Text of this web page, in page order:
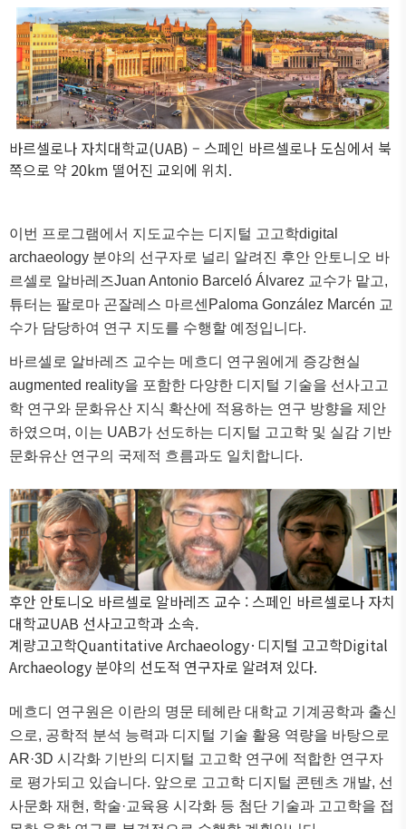
바르셀로나 자치대학교(UAB) – 스페인 바르셀로나 도심에서 북
쪽으로 약 20km 떨어진 교외에 위치.
이번 프로그램에서 지도교수는 디지털 고고학digital
archaeology 분야의 선구자로 널리 알려진 후안 안토니오 바
르셀로 알바레즈Juan Antonio Barceló Álvarez 교수가 맡고,
튜터는 팔로마 곤잘레스 마르센 Paloma González Marcén 교
수가 담당하여 연구 지도를 수행할 예정입니다.
바르셀로 알바레즈 교수는 메흐디 연구원에게 증강현실
augmented reality을 포함한 다양한 디지털 기술을 선사고고
학 연구와 문화유산 지식 확산에 적용하는 연구 방향을 제안
하였으며 , 이는 UAB가 선도하는 디지털 고고학 및 실감 기반
문화유산 연구의 국제적 흐름과도 일치합니다.
후안 안토니오 바르셀로 알바레즈 교수 :스페인 바르셀로나 자치
대학교UAB 선사고고학과 소속.
계량고고학Quantitative Archaeology· 디지털 고고학Digital
Archaeology 분야의 선도적 연구자로 알려져 있다.
메흐디 연구원은 이란의 명문 테헤란 대학교 기계공학과 출신
으로, 공학적 분석 능력과 디지털 기술 활용 역량을 바탕으로
AR·3D 시각화 기반의 디지털 고고학 연구에 적합한 연구자
로 평가되고 있습니다. 앞으로 고고학 디지털 콘텐츠 개발, 선
사문화 재현 , 학술·교육용 시각화 등 첨단 기술과 고고학을 접